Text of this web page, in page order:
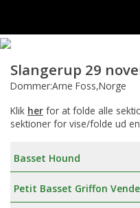
Slangerup 29
Dommer:Arne Foss,Norge
Klik her for at folde alle
sektioner for vise/folde ud
Basset Hound
Petit Basset Griffon